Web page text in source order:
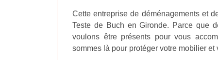
Cette entreprise de déménagements et
Teste de Buch en Gironde. Parce que
voulons être présents pour vous
sommes là pour protéger votre mobilier